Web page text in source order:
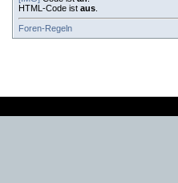
HTML-Code ist aus
Foren-Regeln